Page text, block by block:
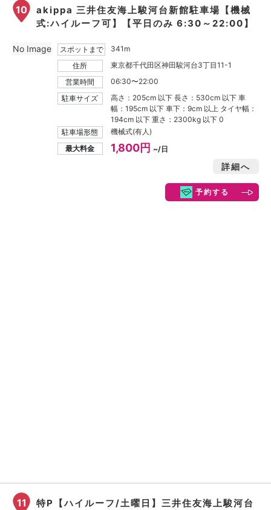
10
akippa 三井住友海上駿河台新館駐車場【機械
式:ハイルーフ可】【平日のみ 6:30～22:00】
スポットまで
341m
住所
東京都千代田区神田駿河台3丁目11-1
営業時間
06:30〜22:00
駐車サイズ
高さ：205cm 以下 長さ：530cm 以下 車
幅：195cm 以下 車下：9cm 以上 タイヤ幅：
194cm 以下 重さ：2300kg 以下 0
駐車場形態
機械式(有人)
最大料金
1,800円 ~/日
詳細へ
予約する
No Image
11
特P【ハイルーフ/土曜日】三井住友海上駿河台